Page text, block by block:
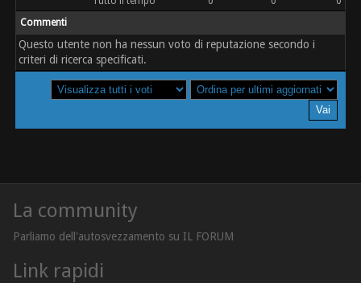
Commenti
Questo utente non ha nessun voto di reputazione secondo i
criteri di ricerca specificati.
La community
Parliamo dell'autosvezzamento su IL FORUM
Link rapidi